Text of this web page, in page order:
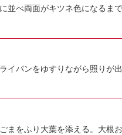
並べ両面がキツネ色になるまで
イパンをゆすりながら照りが
まをふり大葉を添える。大根